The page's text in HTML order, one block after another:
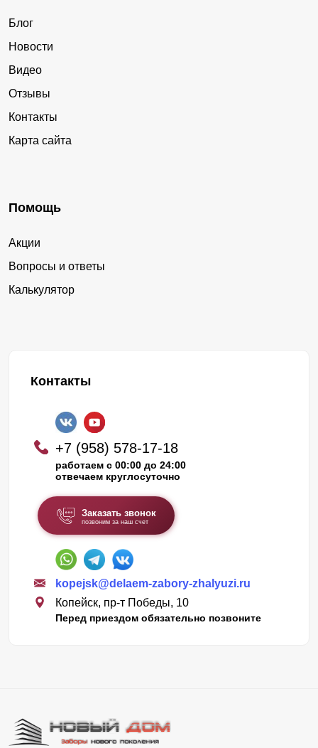
Блог
Новости
Видео
Отзывы
Контакты
Карта сайта
Помощь
Акции
Вопросы и ответы
Калькулятор
Контакты
+7 (958) 578-17-18
работаем с 00:00 до 24:00
отвечаем круглосуточно
Заказать звонок
позвоним за наш счет
kopejsk@delaem-zabory-zhalyuzi.ru
Копейск, пр-т Победы, 10
Перед приездом обязательно позвоните